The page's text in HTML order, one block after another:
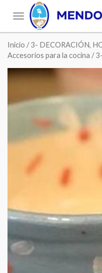
Toggle
navigation
Inicio /3- DECORACIÓN,
Accesorios para la cocina /